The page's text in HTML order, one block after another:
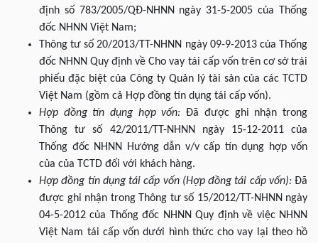
định số 783/2005/QĐ-NHNN ngày 31-5-2005 của Thống
đốc NHNN Việt Nam;
Thông tư số 20/2013/TT-NHNN ngày 09-9-2013 của Thống
đốc NHNN Quy định về Cho vay tái cấp vốn trên cơ sở trái
phiếu đặc biệt của Công ty Quản lý tài sản của các TCTD
Việt Nam (gồm cả Hợp đồng tín dụng tái cấp vốn).
Hợp đồng tín dụng hợp vốn: Đã được ghi nhận trong
Thông tư số 42/2011/TT-NHNN ngày 15-12-2011 của
Thống đốc NHNN Hướng dẫn v/v cấp tín dụng hợp vốn
của của TCTD đối với khách hàng.
Hợp đồng tín dụng tái cấp vốn (Hợp đồng tái cấp vốn): Đã
được ghi nhận trong Thông tư số 15/2012/TT-NHNN ngày
04-5-2012 của Thống đốc NHNN Quy định về việc NHNN
Việt Nam tái cấp vốn dưới hình thức cho vay lại theo hồ